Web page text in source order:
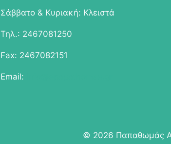
Σάββατο & Κυριακή: Κλειστά
Τηλ.: 2467081250
Fax: 2467082151
Email:
© 2026 Παπαθωμάς